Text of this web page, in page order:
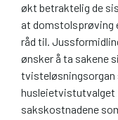
økt betraktelig de
at domstolsprøving
råd til.
ønsker å ta sakene
tvisteløsningsorgan
husleietvistutvalget
sakskostnadene